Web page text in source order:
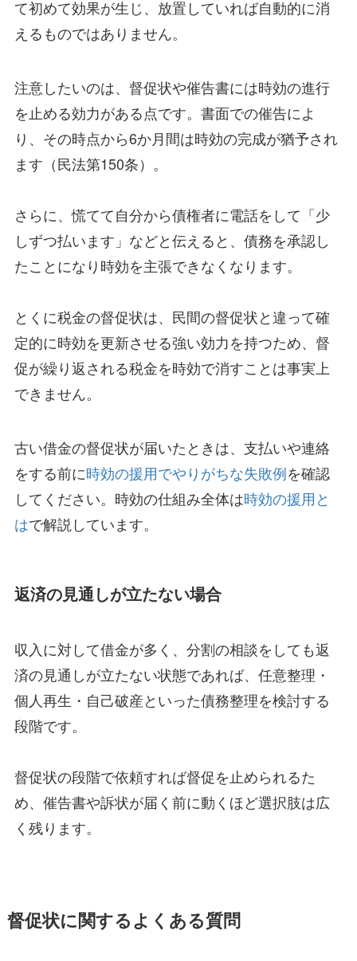
て初めて効果が生じ、放置していれば自動的に消
えるものではありません。
注意したいのは、督促状や催告書には時効の進行
を止める効力がある点です。書面での催告によ
り、その時点から6か月間は時効の完成が猶予され
ます（民法第150条）。
さらに、慌てて自分から債権者に電話をして「少
しずつ払います」などと伝えると、債務を承認し
たことになり時効を主張できなくなります。
とくに税金の督促状は、民間の督促状と違って確
定的に時効を更新させる強い効力を持つため、督
促が繰り返される税金を時効で消すことは事実上
できません。
古い借金の督促状が届いたときは、支払いや連絡
をする前に時効の援用でやりがちな失敗例を確認
してください。時効の仕組み全体は時効の援用と
はで解説しています。
返済の見通しが立たない場合
収入に対して借金が多く、分割の相談をしても返
済の見通しが立たない状態であれば、任意整理・
個人再生・自己破産といった債務整理を検討する
段階です。
督促状の段階で依頼すれば督促を止められるた
め、催告書や訴状が届く前に動くほど選択肢は広
く残ります。
督促状に関するよくある質問